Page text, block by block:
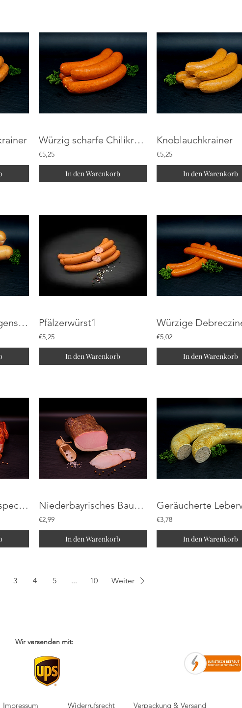
Würzig scharfe Chilikrainer
€5,25
In den Warenkorb
Knoblauchkrainer
€5,25
In den Warenkorb
Handgebunde Regensburger Pfälzerwürst´l
€5,25
In den Warenkorb
Würzige
€5,02
In den Warenkorb
Wammerl - Bauchspeck rohgeräuchert Niederbayrisches Bauernkarree / Geselchtes
€2,99
In den Warenkorb
€3,78
In den Warenkorb
3 4 5 ... 10 Weiter
Wir versenden mit:
Impressum Widerrufsrecht Verpackung & Versand